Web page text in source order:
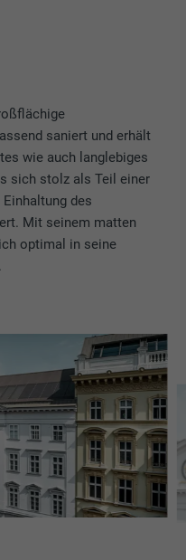
saniert und erhält
wie auch langlebiges
sich stolz als Teil einer
des
Mit seinem matten
optimal in seine